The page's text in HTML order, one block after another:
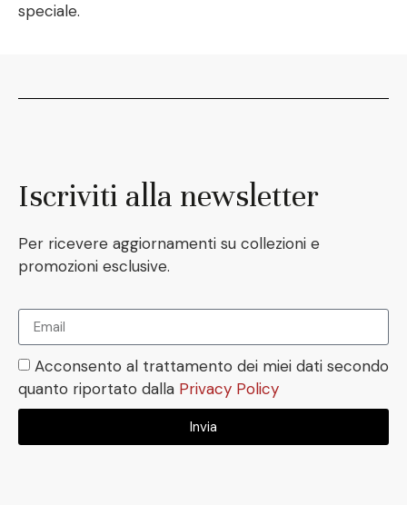
speciale.
Iscriviti alla newsletter
Per ricevere aggiornamenti su collezioni e
promozioni esclusive.
Acconsento al trattamento dei miei dati secondo
quanto riportato dalla Privacy Policy
Invia